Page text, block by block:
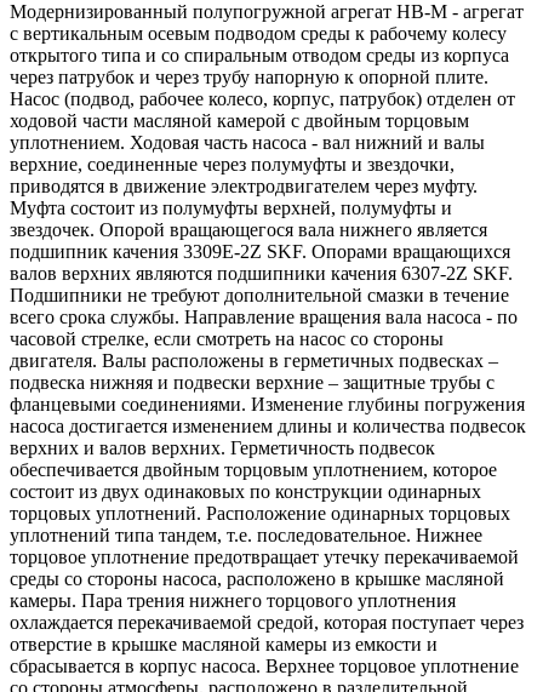
Модернизированный полупогружной агрегат НВ-М - агрегат
с вертикальным осевым подводом среды к рабочему колесу
открытого типа и со спиральным отводом среды из корпуса
через патрубок и через трубу напорную к опорной плите.
Насос (подвод, рабочее колесо, корпус, патрубок) отделен от
ходовой части масляной камерой с двойным торцовым
уплотнением. Ходовая часть насоса - вал нижний и валы
верхние, соединенные через полумуфты и звездочки,
приводятся в движение электродвигателем через муфту.
Муфта состоит из полумуфты верхней, полумуфты и
звездочек. Опорой вращающегося вала нижнего является
подшипник качения 3309Е-2Z SKF. Опорами вращающихся
валов верхних являются подшипники качения 6307-2Z SKF.
Подшипники не требуют дополнительной смазки в течение
всего срока службы. Направление вращения вала насоса - по
часовой стрелке, если смотреть на насос со стороны
двигателя. Валы расположены в герметичных подвесках –
подвеска нижняя и подвески верхние – защитные трубы с
фланцевыми соединениями. Изменение глубины погружения
насоса достигается изменением длины и количества подвесок
верхних и валов верхних. Герметичность подвесок
обеспечивается двойным торцовым уплотнением, которое
состоит из двух одинаковых по конструкции одинарных
торцовых уплотнений. Расположение одинарных торцовых
уплотнений типа тандем, т.е. последовательное. Нижнее
торцовое уплотнение предотвращает утечку перекачиваемой
среды со стороны насоса, расположено в крышке масляной
камеры. Пара трения нижнего торцового уплотнения
охлаждается перекачиваемой средой, которая поступает через
отверстие в крышке масляной камеры из емкости и
сбрасывается в корпус насоса. Верхнее торцовое уплотнение